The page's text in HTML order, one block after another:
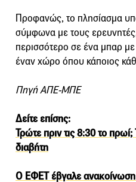
Προφανώς, το πλησίασμα
σύμφωνα με τους
περισσότερο σε ένα μπαρ
έναν χώρο όπου κάποιος
Πηγή ΑΠΕ-ΜΠΕ
Δείτε επίσης:
Τρώτε πριν τις 8:30 το
διαβήτη
Ο ΕΦΕΤ έβγαλε ανακοίνωση